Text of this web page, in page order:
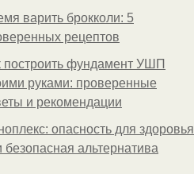
варить брокколи: 5
рецептов
построить фундамент УШП
руками: проверенные
и рекомендации
опасность для здоровья
безопасная альтернатива